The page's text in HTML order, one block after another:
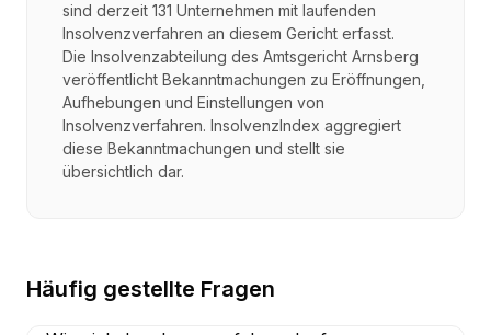
sind derzeit 131 Unternehmen mit laufenden
Insolvenzverfahren an diesem Gericht erfasst.
Die Insolvenzabteilung des Amtsgericht Arnsberg
veröffentlicht Bekanntmachungen zu Eröffnungen,
Aufhebungen und Einstellungen von
Insolvenzverfahren. InsolvenzIndex aggregiert
diese Bekanntmachungen und stellt sie
übersichtlich dar.
Häufig gestellte Fragen